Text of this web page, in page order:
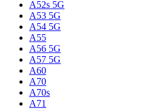
A52s 5G
A53 5G
A54 5G
A55
A56 5G
A57 5G
A60
A70
A70s
A71